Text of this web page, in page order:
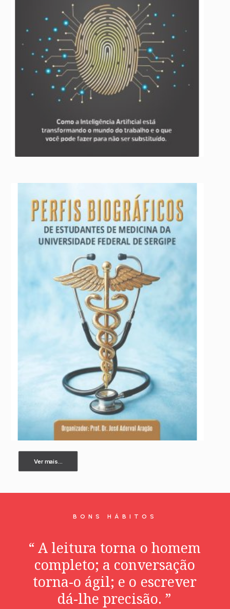
Ver mais...
BONS HÁBITOS
“ A leitura torna o homem
completo; a conversação
torna-o ágil; e o escrever
dá-lhe precisão. ”